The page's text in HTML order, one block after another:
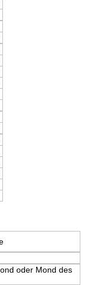
oder Mond des